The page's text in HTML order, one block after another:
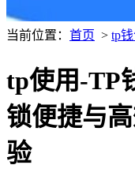
当前位置： 首页 > tp
tp使用-TP
锁便捷与
验